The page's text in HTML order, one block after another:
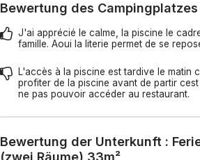
Bewertung des Campingplatzes
J'ai apprécié le calme, la piscine le
famille. Aoui la literie permet de se
L'accès à la piscine est tardive le matin
profiter de la piscine avant de partir
ne pas pouvoir accéder au restaurant.
Bewertung der Unterkunft :
(zwei Räume) 33m²